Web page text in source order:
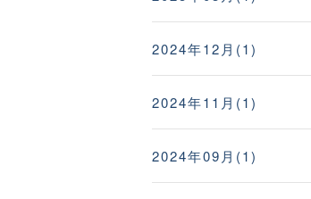
2024年12月(1)
2024年11月(1)
2024年09月(1)